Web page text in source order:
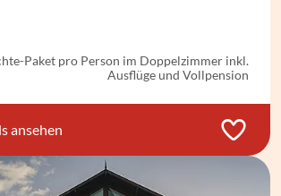
Paket pro Person im Doppelzimmer inkl.
Ausflüge und Vollpension
ansehen